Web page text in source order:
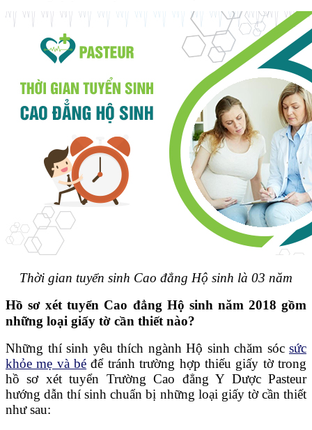
Thời gian tuyển sinh Cao đẳng Hộ sinh là 03 năm
Hồ sơ xét tuyển Cao đẳng Hộ sinh năm 2018 gồm
những loại giấy tờ cần thiết nào?
Những thí sinh yêu thích ngành Hộ sinh chăm sóc sức
khỏe mẹ và bé để tránh trường hợp thiếu giấy tờ trong
hồ sơ xét tuyển Trường Cao đẳng Y Dược Pasteur
hướng dẫn thí sinh chuẩn bị những loại giấy tờ cần thiết
như sau: